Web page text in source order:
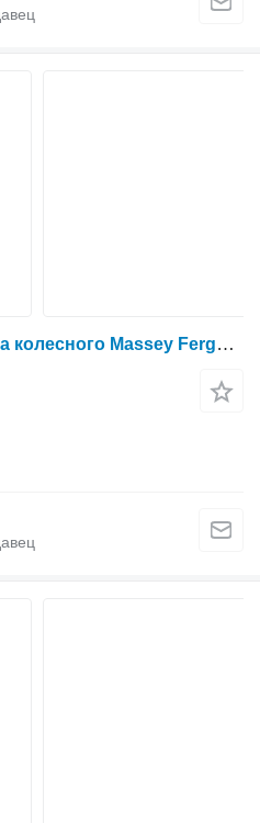
Гидронасос для трактора колесного Massey Ferguson 6260